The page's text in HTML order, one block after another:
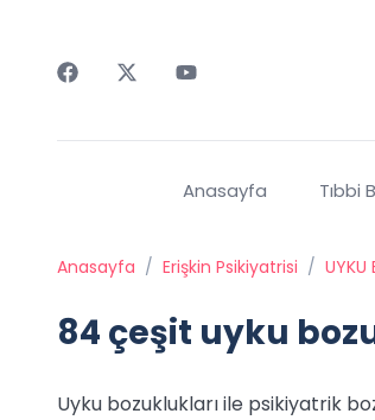
Anasayfa Tıbbi
Anasayfa / Erişkin Psikiyatrisi / UYKU
84 çeşit uyku
Uyku bozuklukları ile psikiyatrik